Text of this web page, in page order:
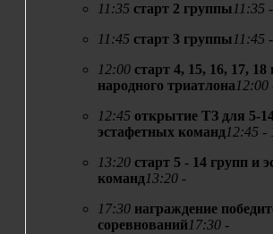
11:35 старт 2 группы 11:35 -
11:45 старт 3 группы 11:45 -
12:00 старт 4, 15, 16, 17, 18
народного триатлона 12:00
12:45 открытие ТЗ для 5-
эстафетных команд12:45 -
13:20 старт 5 - 14 групп и
команд13:20 -
17:30 награждение
соревнований17:30 -